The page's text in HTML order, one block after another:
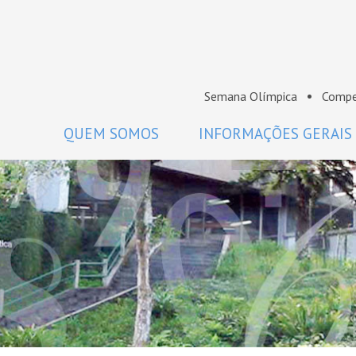
Semana Olímpica
QUEM SOMOS
A OBM
Histórico
Premiados da OBM
Comissão Nacional de Olimpíadas
de Matemática da SBM
Coordenadores
Projeto Gráfico da OBM
INFORMAÇÕES GERAIS
Regulamento
Como participar
Calendário
Perguntas frequentes